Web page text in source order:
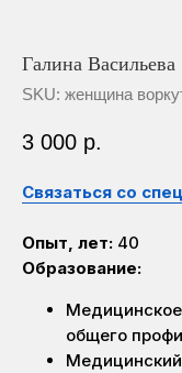
Галина Васильева
SKU: женщина
3 000 р.
Связаться со
Опыт, лет: 40
Образование:
общего